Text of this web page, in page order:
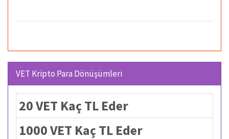
VET Kripto Para Dönüşümleri
20 VET Kaç TL Eder
1000 VET Kaç TL Eder